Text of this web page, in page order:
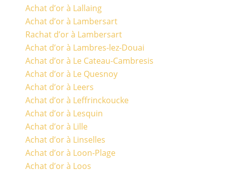
Achat d’or à Lallaing
Achat d’or à Lambersart
Rachat d’or à Lambersart
Achat d’or à Lambres-lez-Douai
Achat d’or à Le Cateau-Cambresis
Achat d’or à Le Quesnoy
Achat d’or à Leers
Achat d’or à Leffrinckoucke
Achat d’or à Lesquin
Achat d’or à Lille
Achat d’or à Linselles
Achat d’or à Loon-Plage
Achat d’or à Loos